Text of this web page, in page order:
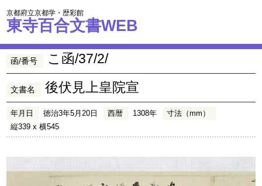
京都府立京都学・歴彩館
東寺百合文書WEB
函/番号 こ函/37/2/
文書名 後伏見上皇院宣
年月日 徳治3年5月20日 西暦 1308年
寸法（mm）
縦339 x 横545